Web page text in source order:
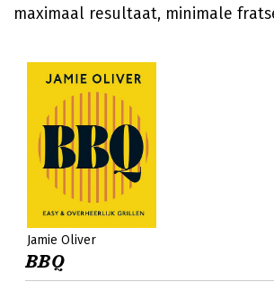
maximaal resultaat, minimale
Jamie Oliver
BBQ